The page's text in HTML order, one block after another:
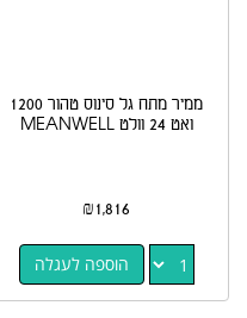
ממיר מתח גל סינוס טהור 1200
ואט 24 וולט MEANWELL
₪1,816
הוספה לעגלה